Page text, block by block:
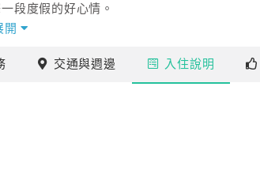
段度假的好心情。
一色的洗滌。
開
交通與週邊 入住說明